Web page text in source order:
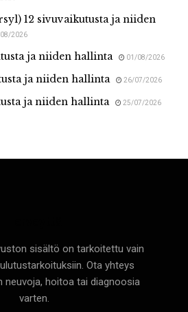
12 sivuvaikutusta ja niiden
2026
ja niiden hallinta 01/08/2026
ja niiden hallinta 26/07/2026
ja niiden hallinta 25/07/2026
sisältö on tarkoitettu vain
Ota yhteys
neuvoja, hoitoa tai diagnoosia
varten.